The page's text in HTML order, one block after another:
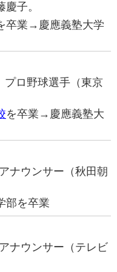
子。
卒業→慶應義塾大学
プロ野球選手（東京
を卒業→慶應義塾大
ナウンサー（秋田朝
部を卒業
ナウンサー（テレビ